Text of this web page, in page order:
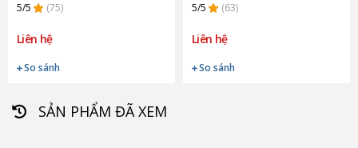
5/5
(75)
Liên hệ
So sánh
5/5
(63)
Liên hệ
So sánh
SẢN PHẨM ĐÃ XEM